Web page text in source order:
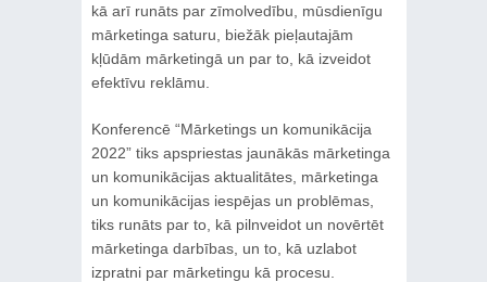
kā arī runāts par zīmolvedību, mūsdienīgu
mārketinga saturu, biežāk pieļautajām
kļūdām mārketingā un par to, kā izveidot
efektīvu reklāmu.
Konferencē “Mārketings un komunikācija
2022” tiks apspriestas jaunākās mārketinga
un komunikācijas aktualitātes, mārketinga
un komunikācijas iespējas un problēmas,
tiks runāts par to, kā pilnveidot un novērtēt
mārketinga darbības, un to, kā uzlabot
izpratni par mārketingu kā procesu.